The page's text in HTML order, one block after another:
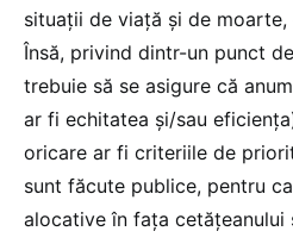
situații de viață și de
Însă, privind dintr-un punct
trebuie să se asigure că
ar fi echitatea și/sau
oricare ar fi criteriile de
sunt făcute publice, pentru
alocative în fața cetățeanului